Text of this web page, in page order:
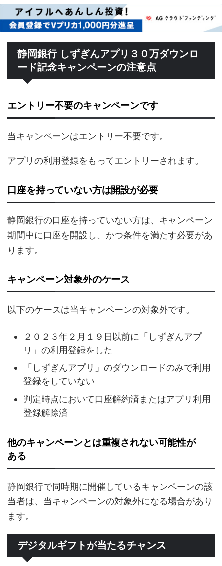
静岡銀行 しずぎんアプリ３０万ダウンロ
ード記念キャンペーンの注意点
エントリー不要のキャンペーンです
当キャンペーンはエントリー不要です。
アプリの利用登録をもってエントリーされます。
口座を持っていない方は開設が必要
静岡銀行の口座を持っていない方は、キャンペーン
期間中に口座を開設し、かつ条件を満たす必要があ
ります。
キャンペーン対象外のケース
以下のケースは当キャンペーンの対象外です。
２０２３年２月１９日以前に「しずぎんアプ
リ」の利用登録をした
「しずぎんアプリ」のダウンロードのみで利用
登録をしていない
判定時点において口座解約済またはアプリ利用
登録解除済
他のキャンペーンとは重複されない可能性が
ある
静岡銀行で同時期に開催しているキャンペーンの該
当者は、当キャンペーンの対象外になる場合があり
ます。
デジタルギフトが当たるチャンス